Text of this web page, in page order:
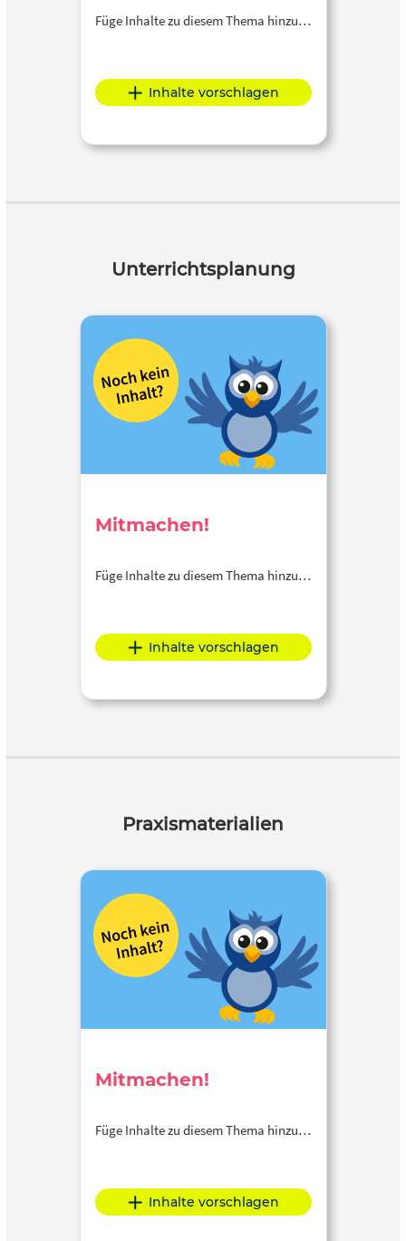
Füge Inhalte zu diesem Thema hinzu…
Inhalte vorschlagen
Unterrichtsplanung
Mitmachen!
Füge Inhalte zu diesem Thema hinzu…
Inhalte vorschlagen
Praxismaterialien
Mitmachen!
Füge Inhalte zu diesem Thema hinzu…
Inhalte vorschlagen